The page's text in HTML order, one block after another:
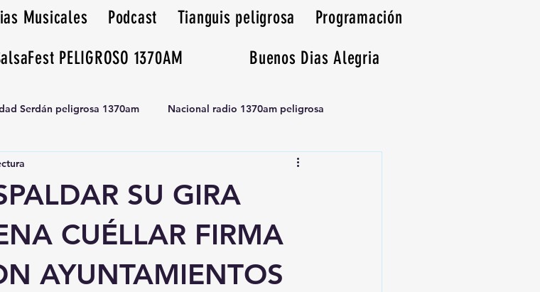
Musicales Podcast Tianguis peligrosa
Programación
PELIGROSO 1370AM Buenos Dias Alegria
Serdán peligrosa 1370am Nacional radio 1370am peligrosa
1370am huamantla
SU GIRA
CUÉLLAR FIRMA
AYUNTAMIENTOS